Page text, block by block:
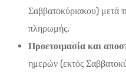
Σαββατοκύριακου) μετά
πληρωμής.
Προετοιμασία και
ημερών (εκτός